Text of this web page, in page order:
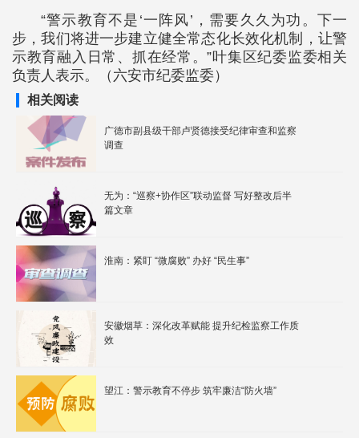
“警示教育不是‘一阵风’，需要久久为功。下一
步，我们将进一步建立健全常态化长效化机制，让警
示教育融入日常、抓在经常。”叶集区纪委监委相关
负责人表示。（六安市纪委监委）
相关阅读
广德市副县级干部卢贤德接受纪律审查和监察
调查
无为：“巡察+协作区”联动监督 写好整改后半
篇文章
淮南：紧盯 “微腐败” 办好 “民生事”
安徽烟草：深化改革赋能 提升纪检监察工作质
效
望江：警示教育不停步 筑牢廉洁“防火墙”